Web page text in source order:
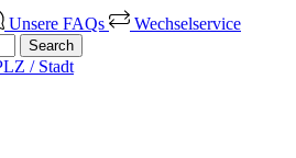
Unsere FAQs Wechselservice
/ Stadt